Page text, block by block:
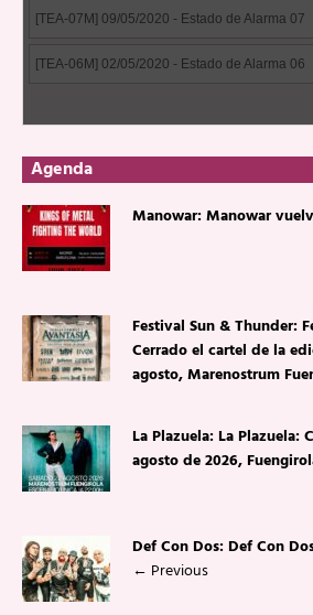
Agenda
Manowar: Manowar
Festival Sun & Thunder:
Cerrado el cartel de la
agosto, Marenostrum
La Plazuela: La Plazuela:
agosto de 2026,
Def Con Dos: Def Con
← Previous